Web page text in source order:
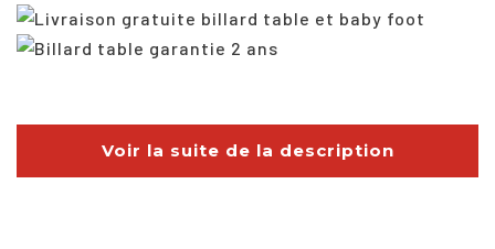
Voir la suite de la description